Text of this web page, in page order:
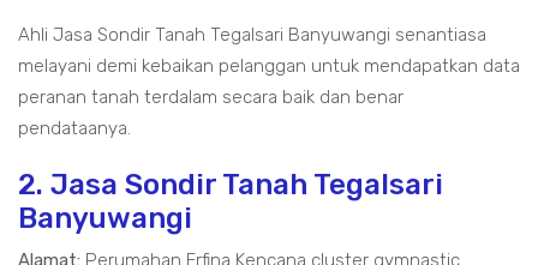
Ahli Jasa Sondir Tanah Tegalsari Banyuwangi senantiasa
melayani demi kebaikan pelanggan untuk mendapatkan data
peranan tanah terdalam secara baik dan benar
pendataanya.
2. Jasa Sondir Tanah Tegalsari
Banyuwangi
Alamat: Perumahan Erfina Kencana cluster gymnastic